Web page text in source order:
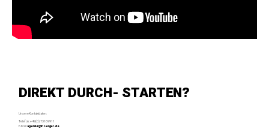
DIREKT DURCH- STARTEN?
Unsere Kontaktdaten:
Telefon: +49 (0) 731 69911
E-Mail:agentur@hoerger.de